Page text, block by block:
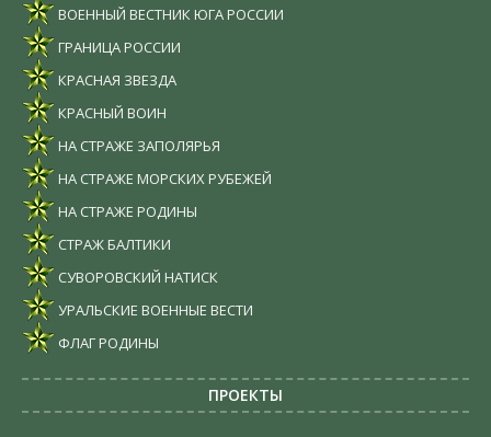
ВОЕННЫЙ ВЕСТНИК ЮГА РОССИИ
ГРАНИЦА РОССИИ
КРАСНАЯ ЗВЕЗДА
КРАСНЫЙ ВОИН
НА СТРАЖЕ ЗАПОЛЯРЬЯ
НА СТРАЖЕ МОРСКИХ РУБЕЖЕЙ
НА СТРАЖЕ РОДИНЫ
СТРАЖ БАЛТИКИ
СУВОРОВСКИЙ НАТИСК
УРАЛЬСКИЕ ВОЕННЫЕ ВЕСТИ
ФЛАГ РОДИНЫ
ПРОЕКТЫ